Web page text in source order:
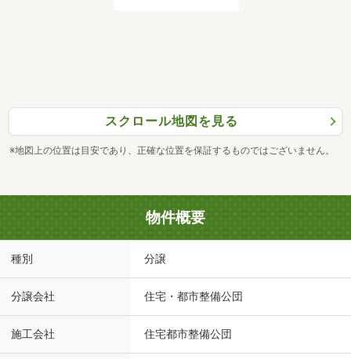
スクロール地図を見る
※地図上の位置は目安であり、正確な位置を保証するものではございません。
物件概要
種別 分譲
分譲会社 住宅・都市整備公団
施工会社 住宅都市整備公団